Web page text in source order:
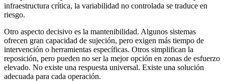
infraestructura crítica, la variabilidad no controlada se traduce en
riesgo.
Otro aspecto decisivo es la mantenibilidad. Algunos sistemas
ofrecen gran capacidad de sujeción, pero exigen más tiempo de
intervención o herramientas específicas. Otros simplifican la
reposición, pero pueden no ser la mejor opción en zonas de esfuerzo
elevado. No existe una respuesta universal. Existe una solución
adecuada para cada operación.